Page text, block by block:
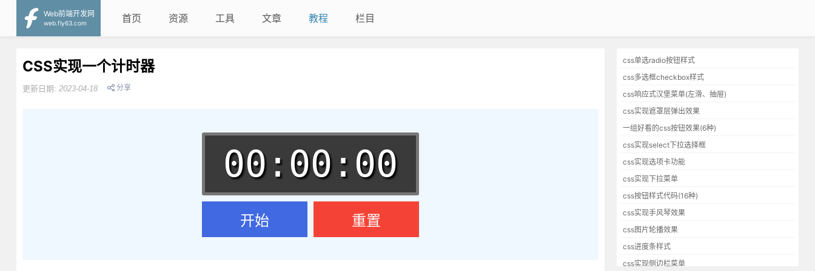
Web前端开发网
web.fly63.com
首页 资源 工具 文章 教程 栏目
css单选radio按钮样式
css多选框checkbox样式
css响应式汉堡菜单(左滑、抽屉)
css实现遮罩层弹出效果
一组好看的css按钮效果(6种)
css实现select下拉选择框
css实现选项卡功能
css实现下拉菜单
css按钮样式代码(16种)
css实现手风琴效果
css图片轮播效果
css进度条样式
css实现侧边栏菜单
CSS实现一个计时器
更新日期: 2023-04-18 分享
重置